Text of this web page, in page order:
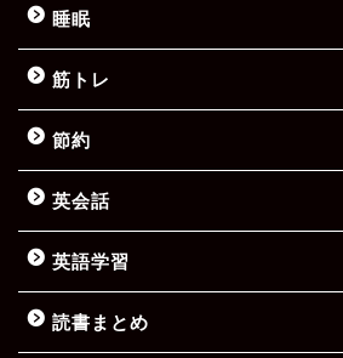
睡眠
筋トレ
節約
英会話
英語学習
読書まとめ